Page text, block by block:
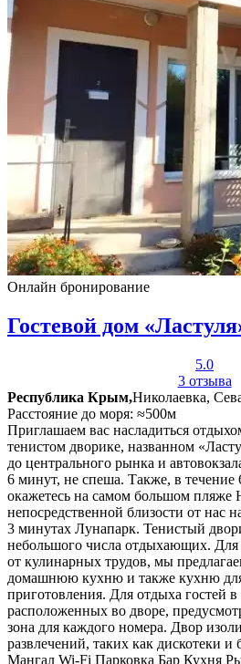
Онлайн бронирование
Гостевой дом
5.0
3 отзыва
Республика Крым,Николаевка,
Расстояние до моря: ≈500м
Приглашаем вас насладиться
тенистом дворике, названном
до центрального рынка и
6 минут, не спеша. Также, в
окажетесь на самом большом пляже
непосредственной близости от нас
3 минутах Лунапарк. Тенистый
небольшого числа отдыхающих. Для
от кулинарных трудов, мы
домашнюю кухню и также кухню для
приготовления. Для отдыха гостей в
расположенных во дворе,
зона для каждого номера. Двор
развлечений, таких как дискотеки и
Мангал Wi-Fi Парковка Бар Кухня